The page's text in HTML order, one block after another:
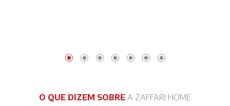
O QUE DIZEM SOBRE A ZAFFARI HOME